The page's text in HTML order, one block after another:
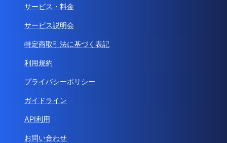
サービス・料金
サービス説明会
特定商取引法に基づく表記
利用規約
プライバシーポリシー
ガイドライン
API利用
お問い合わせ